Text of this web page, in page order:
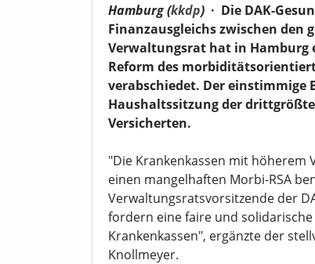
Hamburg (kkdp) · Die DAK-
Finanzausgleichs zwischen den
Verwaltungsrat hat in Hamburg
Reform des
verabschiedet. Der einstimmige
Haushaltssitzung der
Versicherten.
"Die Krankenkassen mit
einen mangelhaften Morbi-RSA
Verwaltungsratsvorsitzende der
fordern eine faire und
Krankenkassen", ergänzte der
Knollmeyer.